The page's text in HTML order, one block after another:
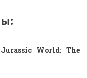
World: The